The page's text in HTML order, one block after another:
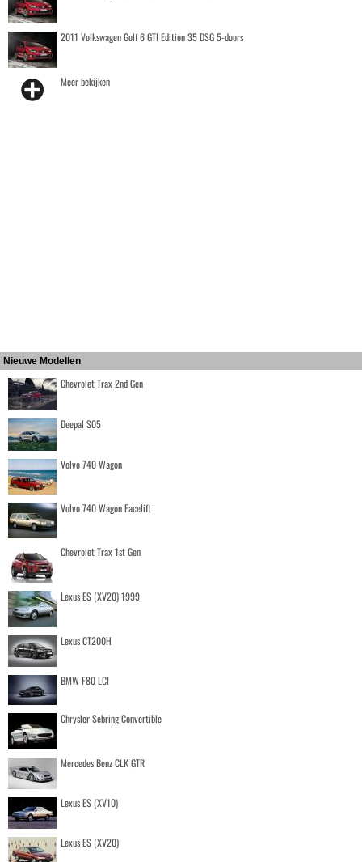
2011 Volkswagen Golf 6 GTI Edition 35 DSG 5-doors
Meer bekijken
Nieuwe Modellen
Chevrolet Trax 2nd Gen
Deepal S05
Volvo 740 Wagon
Volvo 740 Wagon Facelift
Chevrolet Trax 1st Gen
Lexus ES (XV20) 1999
Lexus CT200H
BMW F80 LCI
Chrysler Sebring Convertible
Mercedes Benz CLK GTR
Lexus ES (XV10)
Lexus ES (XV20)